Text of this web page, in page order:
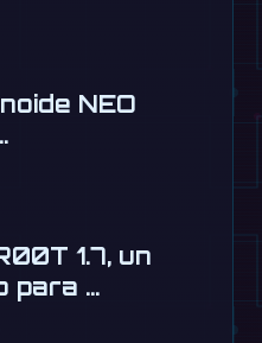
NEO
1.7, un
para …